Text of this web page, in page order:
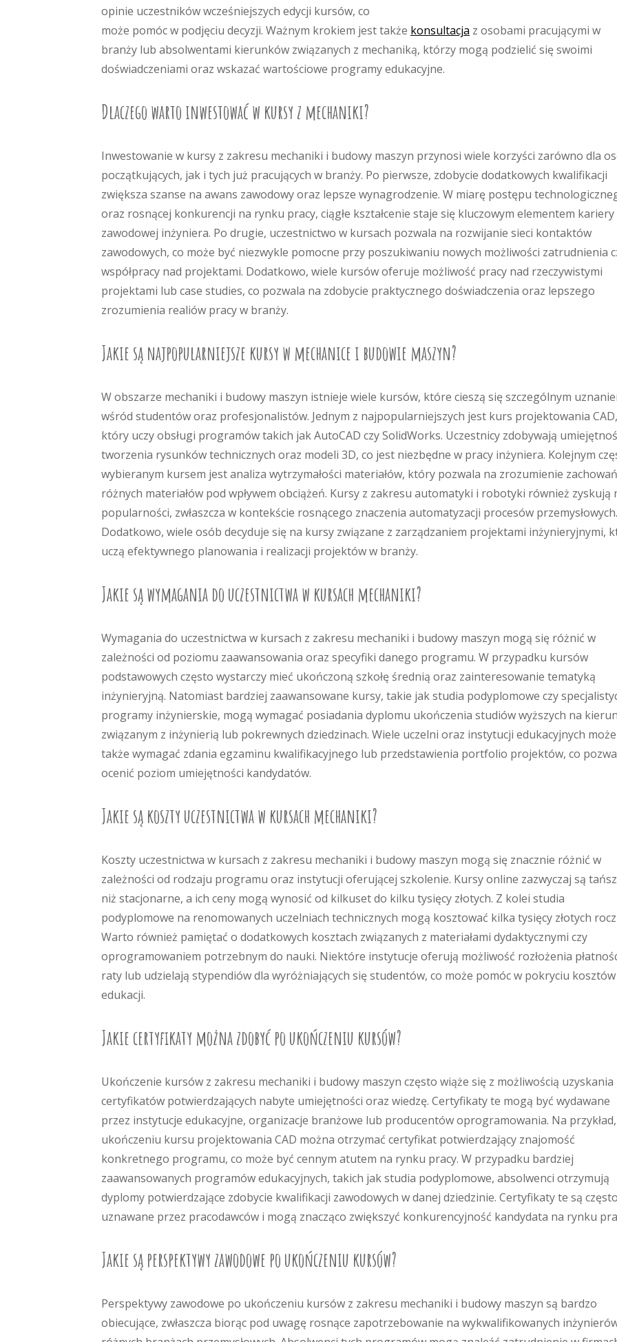
opinie uczestników wcześniejszych edycji kursów, co
może pomóc w podjęciu decyzji. Ważnym krokiem jest także konsultacja z osobami pracującymi w
branży lub absolwentami kierunków związanych z mechaniką, którzy mogą podzielić się swoimi
doświadczeniami oraz wskazać wartościowe programy edukacyjne.
Dlaczego warto inwestować w kursy z mechaniki?
Inwestowanie w kursy z zakresu mechaniki i budowy maszyn przynosi wiele korzyści zarówno dla
początkujących, jak i tych już pracujących w branży. Po pierwsze, zdobycie dodatkowych kwalifikacji
zwiększa szanse na awans zawodowy oraz lepsze wynagrodzenie. W miarę postępu
oraz rosnącej konkurencji na rynku pracy, ciągłe kształcenie staje się kluczowym elementem kariery
zawodowej inżyniera. Po drugie, uczestnictwo w kursach pozwala na rozwijanie sieci kontaktów
zawodowych, co może być niezwykle pomocne przy poszukiwaniu nowych możliwości zatrudnienia
współpracy nad projektami. Dodatkowo, wiele kursów oferuje możliwość pracy nad rzeczywistymi
projektami lub case studies, co pozwala na zdobycie praktycznego doświadczenia oraz lepszego
zrozumienia realiów pracy w branży.
Jakie są najpopularniejsze kursy w mechanice i budowie maszyn?
W obszarze mechaniki i budowy maszyn istnieje wiele kursów, które cieszą się szczególnym
wśród studentów oraz profesjonalistów. Jednym z najpopularniejszych jest kurs projektowania CAD,
który uczy obsługi programów takich jak AutoCAD czy SolidWorks. Uczestnicy zdobywają
tworzenia rysunków technicznych oraz modeli 3D, co jest niezbędne w pracy inżyniera. Kolejnym
wybieranym kursem jest analiza wytrzymałości materiałów, który pozwala na zrozumienie zachowań
różnych materiałów pod wpływem obciążeń. Kursy z zakresu automatyki i robotyki również zyskują
popularności, zwłaszcza w kontekście rosnącego znaczenia automatyzacji procesów przemysłowych.
Dodatkowo, wiele osób decyduje się na kursy związane z zarządzaniem projektami inżynieryjnymi,
uczą efektywnego planowania i realizacji projektów w branży.
Jakie są wymagania do uczestnictwa w kursach mechaniki?
Wymagania do uczestnictwa w kursach z zakresu mechaniki i budowy maszyn mogą się różnić w
zależności od poziomu zaawansowania oraz specyfiki danego programu. W przypadku kursów
podstawowych często wystarczy mieć ukończoną szkołę średnią oraz zainteresowanie tematyką
inżynieryjną. Natomiast bardziej zaawansowane kursy, takie jak studia podyplomowe czy
programy inżynierskie, mogą wymagać posiadania dyplomu ukończenia studiów wyższych na
związanym z inżynierią lub pokrewnych dziedzinach. Wiele uczelni oraz instytucji edukacyjnych może
także wymagać zdania egzaminu kwalifikacyjnego lub przedstawienia portfolio projektów, co
ocenić poziom umiejętności kandydatów.
Jakie są koszty uczestnictwa w kursach mechaniki?
Koszty uczestnictwa w kursach z zakresu mechaniki i budowy maszyn mogą się znacznie różnić w
zależności od rodzaju programu oraz instytucji oferującej szkolenie. Kursy online zazwyczaj są
niż stacjonarne, a ich ceny mogą wynosić od kilkuset do kilku tysięcy złotych. Z kolei studia
podyplomowe na renomowanych uczelniach technicznych mogą kosztować kilka tysięcy złotych
Warto również pamiętać o dodatkowych kosztach związanych z materiałami dydaktycznymi czy
oprogramowaniem potrzebnym do nauki. Niektóre instytucje oferują możliwość rozłożenia
raty lub udzielają stypendiów dla wyróżniających się studentów, co może pomóc w pokryciu kosztów
edukacji.
Jakie certyfikaty można zdobyć po ukończeniu kursów?
Ukończenie kursów z zakresu mechaniki i budowy maszyn często wiąże się z możliwością uzyskania
certyfikatów potwierdzających nabyte umiejętności oraz wiedzę. Certyfikaty te mogą być wydawane
przez instytucje edukacyjne, organizacje branżowe lub producentów oprogramowania. Na
ukończeniu kursu projektowania CAD można otrzymać certyfikat potwierdzający znajomość
konkretnego programu, co może być cennym atutem na rynku pracy. W przypadku bardziej
zaawansowanych programów edukacyjnych, takich jak studia podyplomowe, absolwenci otrzymują
dyplomy potwierdzające zdobycie kwalifikacji zawodowych w danej dziedzinie. Certyfikaty te są często
uznawane przez pracodawców i mogą znacząco zwiększyć konkurencyjność kandydata na rynku
Jakie są perspektywy zawodowe po ukończeniu kursów?
Perspektywy zawodowe po ukończeniu kursów z zakresu mechaniki i budowy maszyn są bardzo
obiecujące, zwłaszcza biorąc pod uwagę rosnące zapotrzebowanie na wykwalifikowanych